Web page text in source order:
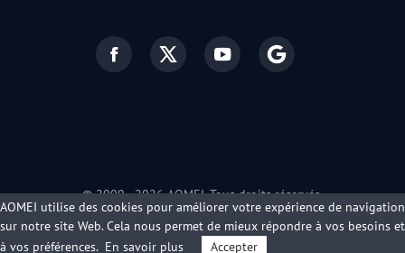
© 2009 -2026AOMEI. Tous droits réservés.
Politique de confidentialité
Conditions d’utilisation
AOMEI utilise des cookies pour améliorer votre expérience de navigation
sur notre site Web. Cela nous permet de mieux répondre à vos besoins et
à vos préférences. En savoir plus Accepter